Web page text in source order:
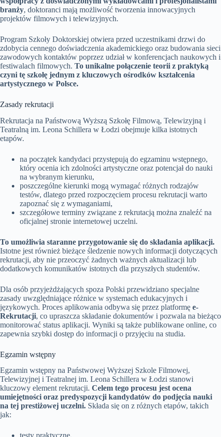
branży, doktoranci mają możliwość tworzenia innowacyjnych
projektów filmowych i telewizyjnych.
Program Szkoły Doktorskiej otwiera przed uczestnikami drzwi do
zdobycia cennego doświadczenia akademickiego oraz budowania sieci
zawodowych kontaktów poprzez udział w konferencjach naukowych i
festiwalach filmowych. To unikalne połączenie teorii z praktyką
czyni tę szkołę jednym z kluczowych ośrodków kształcenia
artystycznego w Polsce.
Zasady rekrutacji
Rekrutacja na Państwową Wyższą Szkołę Filmową, Telewizyjną i
Teatralną im. Leona Schillera w Łodzi obejmuje kilka istotnych
etapów.
na początek kandydaci przystępują do egzaminu wstępnego,
który ocenia ich zdolności artystyczne oraz potencjał do nauki
na wybranym kierunku,
poszczególne kierunki mogą wymagać różnych rodzajów
testów, dlatego przed rozpoczęciem procesu rekrutacji warto
zapoznać się z wymaganiami,
szczegółowe terminy związane z rekrutacją można znaleźć na
oficjalnej stronie internetowej uczelni.
To umożliwia staranne przygotowanie się do składania aplikacji.
Istotne jest również bieżące śledzenie nowych informacji dotyczących
rekrutacji, aby nie przeoczyć żadnych ważnych aktualizacji lub
dodatkowych komunikatów istotnych dla przyszłych studentów.
Dla osób przyjeżdżających spoza Polski przewidziano specjalne
zasady uwzględniające różnice w systemach edukacyjnych i
językowych. Proces aplikowania odbywa się przez platformę e-
Rekrutacji, co upraszcza składanie dokumentów i pozwala na bieżąco
monitorować status aplikacji. Wyniki są także publikowane online, co
zapewnia szybki dostęp do informacji o przyjęciu na studia.
Egzamin wstępny
Egzamin wstępny na Państwowej Wyższej Szkole Filmowej,
Telewizyjnej i Teatralnej im. Leona Schillera w Łodzi stanowi
kluczowy element rekrutacji. Celem tego procesu jest ocena
umiejętności oraz predyspozycji kandydatów do podjęcia nauki
na tej prestiżowej uczelni. Składa się on z różnych etapów, takich
jak: